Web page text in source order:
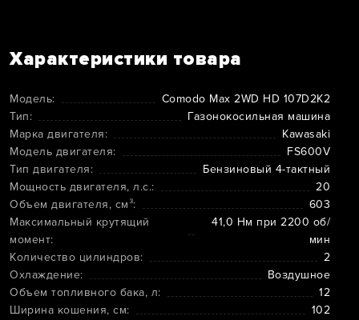
Характеристики товара
Модель:
Comodo Max 2WD HD 107D2K2
Тип:
Газонокосильная машина
Марка двигателя:
Kawasaki
Модель двигателя:
FS600V
Тип двигателя:
Бензиновый 4-тактный
Мощность двигателя, л.с.:
20
Объем двигателя, см³:
603
Максимальный крутящий
момент:
41,0 Нм при 2200 об/
мин
Количество цилиндров:
2
Охлаждение:
Воздушное
Объем топливного бака, л:
12
Ширина кошения, см:
102